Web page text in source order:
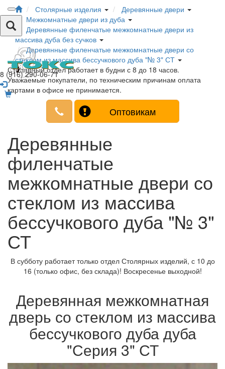
8 (916) 290-06-71
Столярные изделия
Деревянные двери
Межкомнатные двери из дуба
Деревянные филенчатые межкомнатные двери из
массива дуба без сучков
Деревянные филенчатые межкомнатные двери со
стеклом из массива бессучкового дуба "№ 3" СТ
Столярный отдел работает в будни с 8 до 18 часов.
Уважаемые покупатели, по техническим причинам оплата
картами в офисе не принимается.
Оптовикам
Деревянные
филенчатые
межкомнатные двери со
стеклом из массива
бессучкового дуба "№ 3"
СТ
В субботу работает только отдел Столярных изделий, с 10 до
16 (только офис, без склада)! Воскресенье выходной!
Деревянная межкомнатная
дверь со стеклом из массива
бессучкового дуба дуба
"Серия 3" СТ